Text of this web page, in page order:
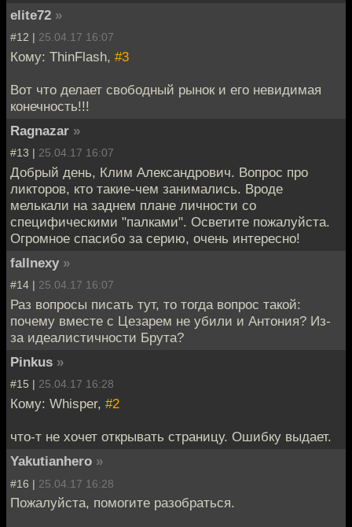
elite72 »
#12 | 25.04.17 16:07
Кому: ThinFlash, #3
Вот что делает свободный рынок и его невидимая
конечность!!!
Ragnazar »
#13 | 25.04.17 16:07
Добрый день, Клим Александрович. Вопрос про
ликторов, кто такие-чем занимались. Вроде
мелькали на заднем плане личности со
специфическими "палками". Осветите пожалуйста.
Огромное спасибо за серию, очень интересно!
fallnexy »
#14 | 25.04.17 16:07
Раз вопросы писать тут, то тогда вопрос такой:
почему вместе с Цезарем не убили и Антония? Из-
за идеалистичности Брута?
Pinkus »
#15 | 25.04.17 16:28
Кому: Whisper, #2
что-т не хочет открывать страницу. Ошибку выдает.
Yakutianhero »
#16 | 25.04.17 16:28
Пожалуйста, помогите разобраться.